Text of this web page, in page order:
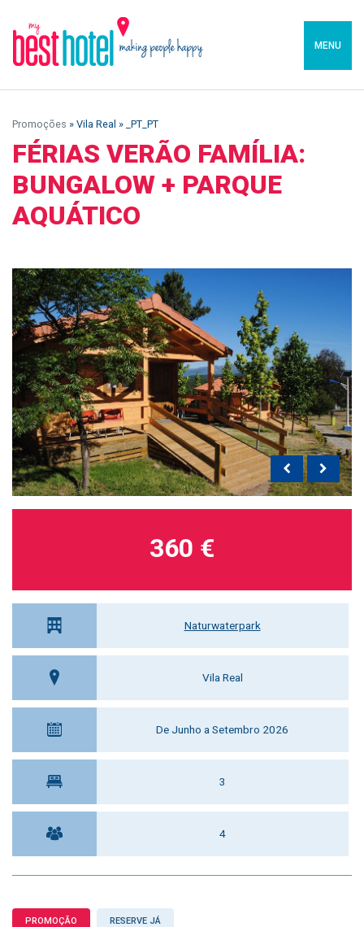
MENU
Promoções » Vila Real » _PT_PT
FÉRIAS VERÃO FAMÍLIA:
BUNGALOW + PARQUE
AQUÁTICO
Naturwaterpark
Vila Real
De Junho a Setembro 2026
3
4
360 €
PROMOÇÃO RESERVE JÁ